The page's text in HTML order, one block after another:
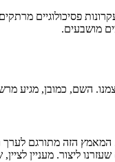
מושבעים.
השם, כמובן,
מתורגם לערך רגשי
ליצור. מעניין